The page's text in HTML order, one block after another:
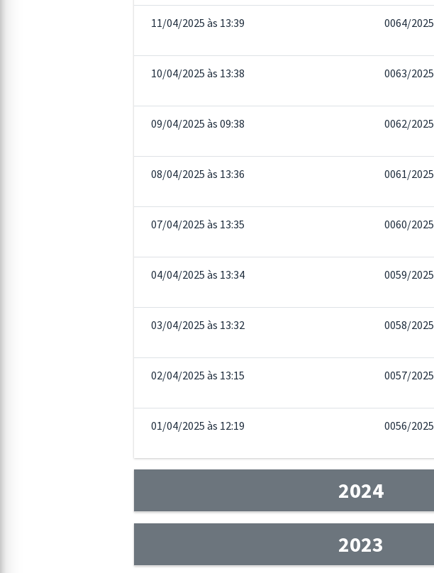
11/04/2025 às 13:39 0064/2025
10/04/2025 às 13:38 0063/2025
09/04/2025 às 09:38 0062/2025
08/04/2025 às 13:36 0061/2025
07/04/2025 às 13:35 0060/2025
04/04/2025 às 13:34 0059/2025
03/04/2025 às 13:32 0058/2025
02/04/2025 às 13:15 0057/2025
01/04/2025 às 12:19 0056/2025
2024
2023